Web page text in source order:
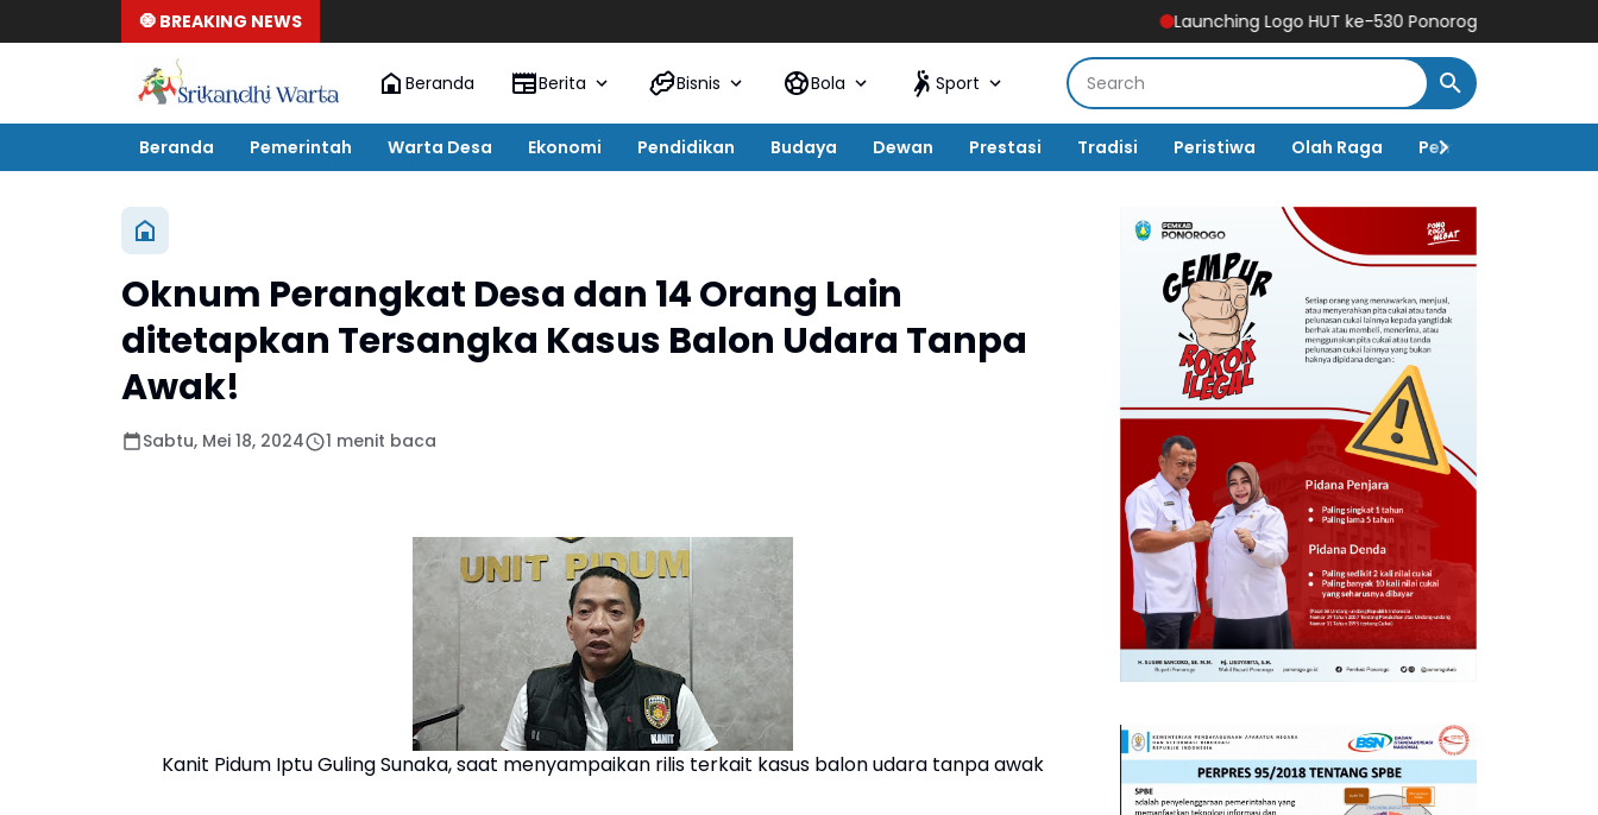
🧿 BREAKING NEWS Launching Logo HUT ke-530 Ponorogo, Simbol Harmoni Budaya
Beranda Berita Bisnis Bola Sport
Beranda Pemerintah Warta Desa Ekonomi Pendidikan Budaya Dewan Prestasi Tradisi Peristiwa Olah Raga Pembangunan
Oknum Perangkat Desa dan 14 Orang Lain
ditetapkan Tersangka Kasus Balon Udara Tanpa
Awak!
Sabtu, Mei 18, 2024 1 menit baca
Kanit Pidum Iptu Guling Sunaka, saat menyampaikan rilis terkait kasus balon udara tanpa awak